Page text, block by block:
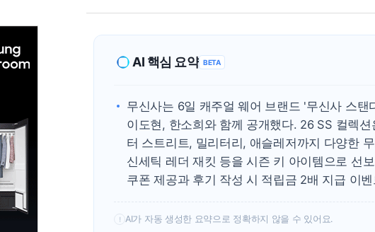
AI 핵심 요약 BETA
무신사는 6일 캐주얼 웨어 브랜드 '무신사 스
이도현, 한소희와 함께 공개했다. 26 SS 컬렉
터 스트리트, 밀리터리, 애슬레저까지 다양한
신세틱 레더 재킷 등을 시즌 키 아이템으로 선
쿠폰 제공과 후기 작성 시 적립금 2배 지급 이
! AI가 자동 생성한 요약으로 정확하지 않을 수 있어요.